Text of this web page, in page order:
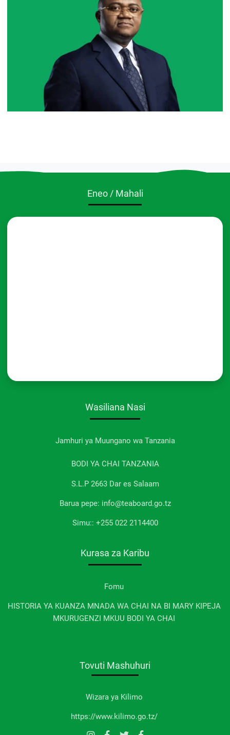
Eneo / Mahali
Wasiliana Nasi
Jamhuri ya Muungano wa Tanzania
BODI YA CHAI TANZANIA
S.L.P 2663 Dar es Salaam
Barua pepe: info@teaboard.go.tz
Simu:: +255 022 2114400
Kurasa za Karibu
Fomu
HISTORIA YA KUANZA MNADA WA CHAI NA BI MARY KIPEJA
MKURUGENZI MKUU BODI YA CHAI
Tovuti Mashuhuri
Wizara ya Kilimo
https://www.kilimo.go.tz/